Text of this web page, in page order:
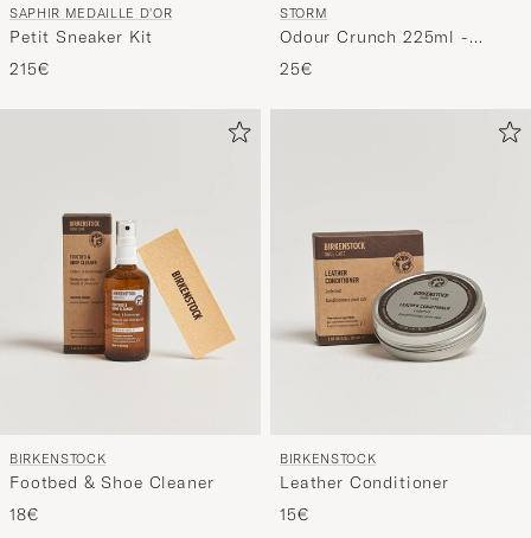
SAPHIR MEDAILLE D'OR
Petit Sneaker Kit
215€
STORM
Odour Crunch 225ml -
Spray on
25€
BIRKENSTOCK
Footbed & Shoe Cleaner
18€
BIRKENSTOCK
Leather Conditioner
15€